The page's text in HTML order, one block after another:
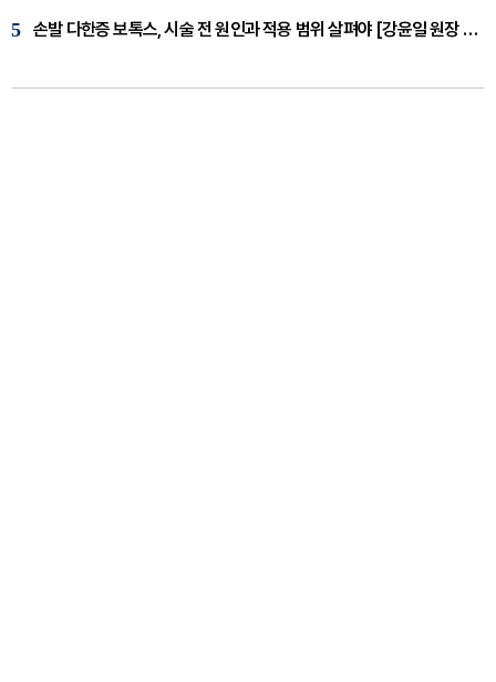
5 손발 다한증 보톡스, 시술 전 원인과 적용 범위 살펴야 [강윤일 원장 칼럼]